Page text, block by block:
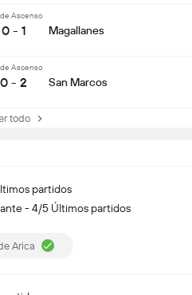
partidos
- 4/5 Últimos partidos
Arica
Ascenso
0 - 1 Magallanes
Ascenso
0 - 2 San Marcos
todo